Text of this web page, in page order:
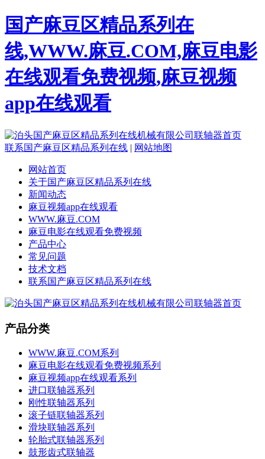
国产麻豆区精品系列在
线,WWW.麻豆.COM,麻豆电影
在线观看免费视频,麻豆视频
app在线观看
联系国产麻豆区精品系列在线 | 网站地图
网站首页
关于国产麻豆区精品系列在线
新闻动态
麻豆视频app在线观看
WWW.麻豆.COM
麻豆电影在线观看免费视频
产品中心
常见问题
技术文档
联系国产麻豆区精品系列在线
产品分类
WWW.麻豆.COM系列
麻豆电影在线观看免费视频系列
麻豆视频app在线观看系列
进口联轴器系列
刚性联轴器系列
滚子链联轴器系列
滑块联轴器系列
轮胎式联轴器系列
鼓形齿式联轴器